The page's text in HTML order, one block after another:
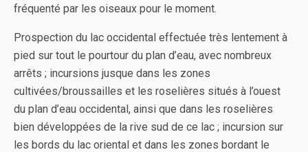
fréquenté par les oiseaux pour le moment.
Prospection du lac occidental effectuée très lentement à
pied sur tout le pourtour du plan d’eau, avec nombreux
arrêts ; incursions jusque dans les zones
cultivées/broussailles et les roselières situés à l’ouest
du plan d’eau occidental, ainsi que dans les roselières
bien développées de la rive sud de ce lac ; incursion sur
les bords du lac oriental et dans les zones bordant le